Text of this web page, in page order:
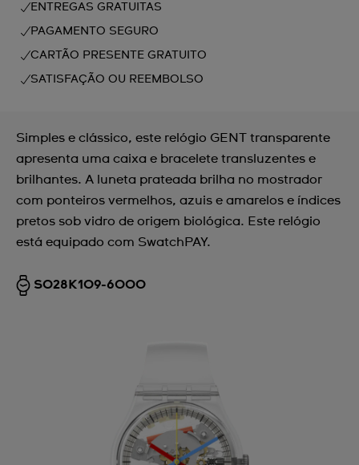
ENTREGAS GRATUITAS
PAGAMENTO SEGURO
CARTÃO PRESENTE GRATUITO
SATISFAÇÃO OU REEMBOLSO
Simples e clássico, este relógio GENT transparente
apresenta uma caixa e bracelete transluzentes e
brilhantes. A luneta prateada brilha no mostrador
com ponteiros vermelhos, azuis e amarelos e índices
pretos sob vidro de origem biológica. Este relógio
está equipado com SwatchPAY.
SO28K109-6000